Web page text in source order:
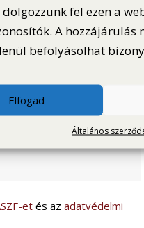
fel ezen a
A hozzájárulás
befolyásolhat
Elfogad
Általános
et és azadatvédelmi